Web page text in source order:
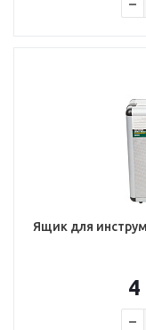
Ящик для
4